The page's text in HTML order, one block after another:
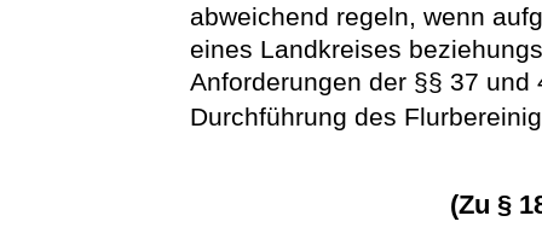
abweichend regeln, wenn
eines Landkreises
Anforderungen der §§ 37
Durchführung des
(Zu §